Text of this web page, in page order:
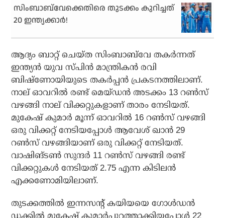
സിംബാബ്‌വേക്കെതിരെ തുടക്കം കുറിച്ചത്
20 ഇന്ത്യക്കാര്‍!
ആദ്യം ബാറ്റ് ചെയ്ത സിംബാബ്‌വേ തകര്‍ന്നത്
ഇന്ത്യന്‍ യുവ സ്പിന്‍ മാന്ത്രികന്‍ രവി
ബിഷ്‌ണോയിയുടെ തകര്‍പ്പന്‍ പ്രകടനത്തിലാണ്.
നാല് ഓവറില്‍ രണ്ട് മെയ്ഡന്‍ അടക്കം 13 റണ്‍സ്
വഴങ്ങി നാല് വിക്കറ്റുകളാണ് താരം നേടിയത്.
മുകേഷ് കുമാര്‍ മൂന്ന് ഓവറില്‍ 16 റണ്‍സ് വഴങ്ങി
ഒരു വിക്കറ്റ് നേടിയപ്പോള്‍ ആവേശ് ഖാന്‍ 29
റണ്‍സ് വഴങ്ങിയാണ് ഒരു വിക്കറ്റ് നേടിയത്.
വാഷിങ്ടണ്‍ സുന്ദര്‍ 11 റണ്‍സ് വഴങ്ങി രണ്ട്
വിക്കറ്റുകള്‍ നേടിയത് 2.75 എന്ന കിടിലന്‍
എക്കണോമിയിലാണ്.
തുടക്കത്തില്‍ ഇന്നസന്റ് കയിയയെ ഗോള്‍ഡന്‍
ഡക്കില്‍ മുകേഷ് കുമാര്‍പുറത്താക്കിയപ്പോള്‍ 22